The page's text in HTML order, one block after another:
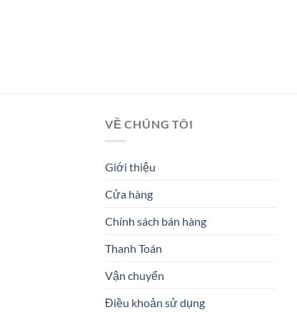
VỀ CHÚNG TÔI
Giới thiệu
Cửa hàng
Chính sách bán hàng
Thanh Toán
Vận chuyển
Điều khoản sử dụng